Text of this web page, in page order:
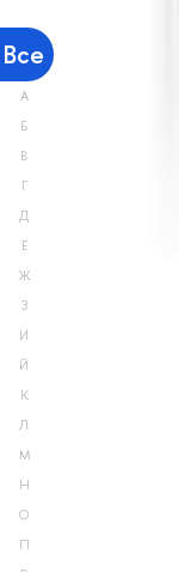
Все
А
Б
В
Г
Д
Е
Ж
З
И
Й
К
Л
М
Н
О
П